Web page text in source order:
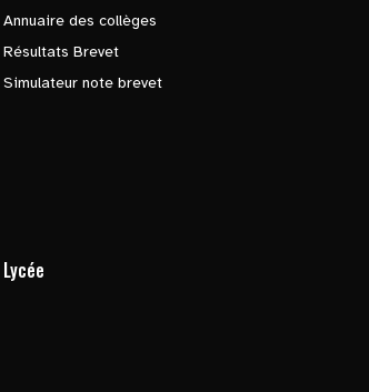
Annuaire des collèges
Résultats Brevet
Simulateur note brevet
Lycée